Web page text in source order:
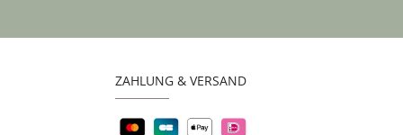
ZAHLUNG & VERSAND